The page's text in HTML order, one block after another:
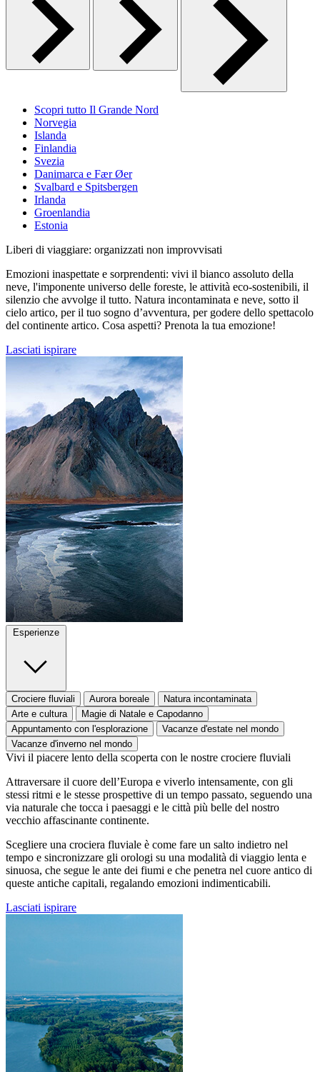
Scopri tutto Il Grande Nord
Norvegia
Islanda
Finlandia
Svezia
Danimarca e Fær Øer
Svalbard e Spitsbergen
Irlanda
Groenlandia
Estonia
Liberi di viaggiare: organizzati non improvvisati
Emozioni inaspettate e sorprendenti: vivi il bianco assoluto della
neve, l'imponente universo delle foreste, le attività eco-sostenibili, il
silenzio che avvolge il tutto. Natura incontaminata e neve, sotto il
cielo artico, per il tuo sogno d’avventura, per godere dello spettacolo
del continente artico. Cosa aspetti? Prenota la tua emozione!
Lasciati ispirare
Esperienze
Crociere fluviali Aurora boreale
Natura incontaminata
Arte e cultura
Magie di Natale e Capodanno
Appuntamento con l'esplorazione
Vacanze d'estate nel mondo
Vacanze d'inverno nel mondo
Vivi il piacere lento della scoperta con le nostre crociere fluviali
Attraversare il cuore dell’Europa e viverlo intensamente, con gli
stessi ritmi e le stesse prospettive di un tempo passato, seguendo una
via naturale che tocca i paesaggi e le città più belle del nostro
vecchio affascinante continente.
Scegliere una crociera fluviale è come fare un salto indietro nel
tempo e sincronizzare gli orologi su una modalità di viaggio lenta e
sinuosa, che segue le ante dei fiumi e che penetra nel cuore antico di
queste antiche capitali, regalando emozioni indimenticabili.
Lasciati ispirare